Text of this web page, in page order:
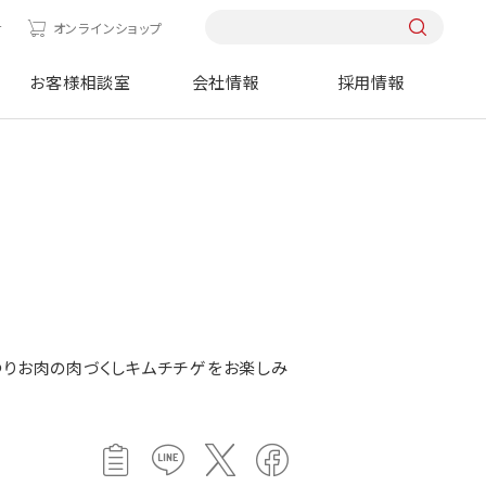
オンラインショップ
お客様相談室 会社情報 採用情報
りお肉の肉づくしキムチチゲをお楽しみ